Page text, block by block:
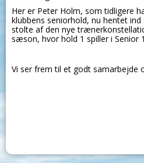
Her er Peter Holm, som tidligere
klubbens seniorhold, nu hentet
stolte af den nye
sæson, hvor hold 1 spiller i Senior
Vi ser frem til et godt samarbejde